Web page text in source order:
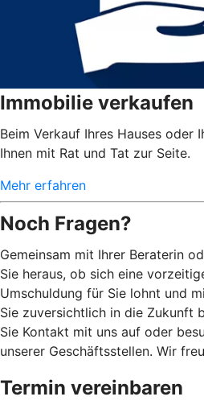
Immobilie verkaufen
Beim Verkauf Ihres Hauses oder
Ihnen mit Rat und Tat zur Seite.
Mehr erfahren
Noch Fragen?
Gemeinsam mit Ihrer Beraterin
Sie heraus, ob sich eine
Umschuldung für Sie lohnt und
Sie zuversichtlich in die Zukunft
Sie Kontakt mit uns auf oder
unserer Geschäftsstellen. Wir
Termin vereinbaren